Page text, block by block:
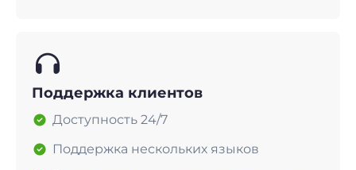
Поддержка клиентов
Доступность 24/7
Поддержка нескольких языков